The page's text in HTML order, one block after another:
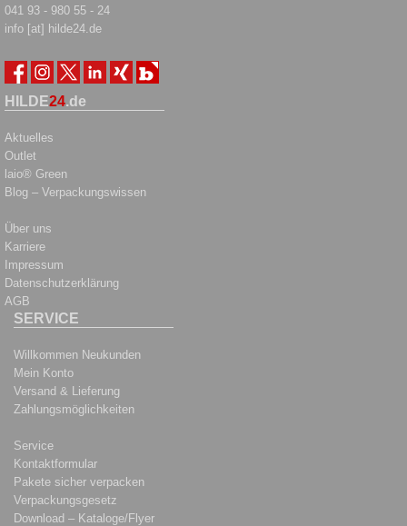
041 93 - 980 55 - 24
info [at] hilde24.de
HILDE24.de
Aktuelles
Outlet
laio® Green
Blog – Verpackungswissen
Über uns
Karriere
Impressum
Datenschutzerklärung
AGB
SERVICE
Willkommen Neukunden
Mein Konto
Versand & Lieferung
Zahlungsmöglichkeiten
Service
Kontaktformular
Pakete sicher verpacken
Verpackungsgesetz
Download – Kataloge/Flyer